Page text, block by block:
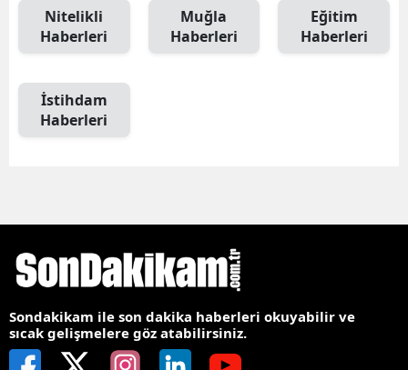
Nitelikli
Haberleri
Muğla
Haberleri
Eğitim
Haberleri
İstihdam
Haberleri
Sondakikam ile son dakika haberleri okuyabilir ve
sıcak gelişmelere göz atabilirsiniz.